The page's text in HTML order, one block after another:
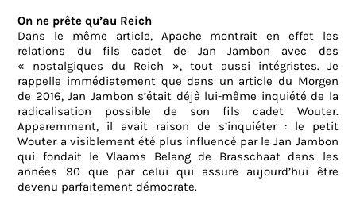
On ne prête qu’au Reich
Dans le même article, Apache montrait en effet les
relations du fils cadet de Jan Jambon avec des
« nostalgiques du Reich », tout aussi intégristes. Je
rappelle immédiatement que dans un article du Morgen
de 2016, Jan Jambon s’était déjà lui-même inquiété de la
radicalisation possible de son fils cadet Wouter.
Apparemment, il avait raison de s’inquiéter : le petit
Wouter a visiblement été plus influencé par le Jan Jambon
qui fondait le Vlaams Belang de Brasschaat dans les
années 90 que par celui qui assure aujourd’hui être
devenu parfaitement démocrate.